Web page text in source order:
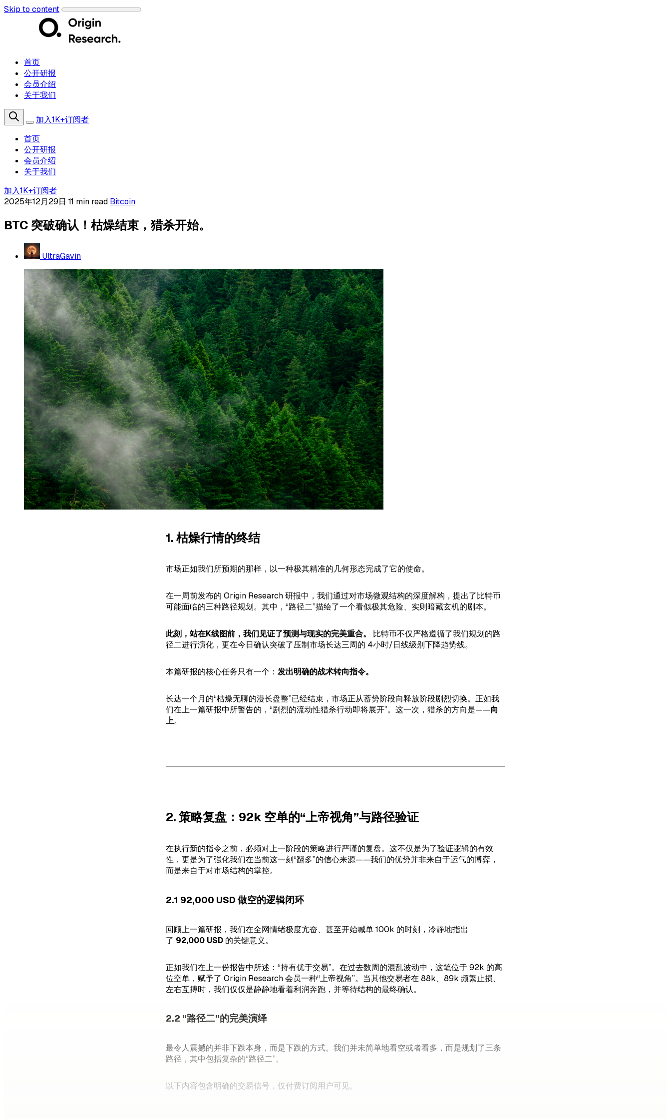
Skip to content
首页
公开研报
会员介绍
关于我们
加入1K+订阅者
首页
公开研报
会员介绍
关于我们
加入1K+订阅者
2025年12月29日 11 min read Bitcoin
BTC 突破确认！枯燥结束，猎杀开始。
UltraGavin
1. 枯燥行情的终结
市场正如我们所预期的那样，以一种极其精准的几何形态完成了它的使命。
在一周前发布的 Origin Research 研报中，我们通过对市场微观结构的深度解构，提出了比特币
可能面临的三种路径规划。其中，“路径二”描绘了一个看似极其危险、实则暗藏玄机的剧本。
此刻，站在K线图前，我们见证了预测与现实的完美重合。
比特币不仅严格遵循了我们规划的路
径二进行演化，更在今日确认突破了压制市场长达三周的 4小时/日线级别下降趋势线。
本篇研报的核心任务只有一个： 发出明确的战术转向指令。
长达一个月的“枯燥无聊的漫长盘整”已经结束，市场正从蓄势阶段向释放阶段剧烈切换。正如我
们在上一篇研报中所警告的，“剧烈的流动性猎杀行动即将展开”。这一次，猎杀的方向是——向
上。
2. 策略复盘：92k 空单的“上帝视角”与路径验证
在执行新的指令之前，必须对上一阶段的策略进行严谨的复盘。这不仅是为了验证逻辑的有效
性，更是为了强化我们在当前这一刻“翻多”的信心来源——我们的优势并非来自于运气的博弈，
而是来自于对市场结构的掌控。
2.1 92,000 USD 做空的逻辑闭环
回顾上一篇研报，我们在全网情绪极度亢奋、甚至开始喊单 100k 的时刻，冷静地指出
了 92,000 USD 的关键意义。
正如我们在上一份报告中所述：“持有优于交易”。在过去数周的混乱波动中，这笔位于 92k 的高
位空单，赋予了 Origin Research 会员一种“上帝视角”。当其他交易者在 88k、89k 频繁止损、
左右互搏时，我们仅仅是静静地看着利润奔跑，并等待结构的最终确认。
2.2 “路径二”的完美演绎
最令人震撼的并非下跌本身，而是下跌的方式。我们并未简单地看空或者看多，而是规划了三条
路径，其中包括复杂的“路径二”。
以下内容包含明确的交易信号，仅付费订阅用户可见。